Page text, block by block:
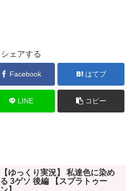
シェアする
Facebook はてブ
LINE コピー
【ゆっくり実況】 私達色に染め
る 3ゲソ 後編 【スプラトゥー